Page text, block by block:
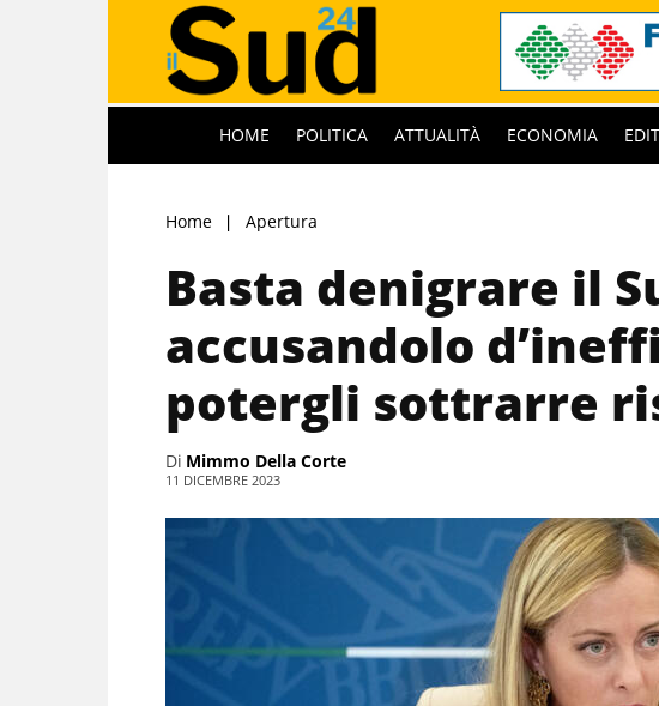
HOME POLITICA ATTUALITÀ ECONOMIA
Home Apertura
Basta denigrare il
accusandolo
potergli sottrarre
Di Mimmo Della Corte
11 DICEMBRE 2023